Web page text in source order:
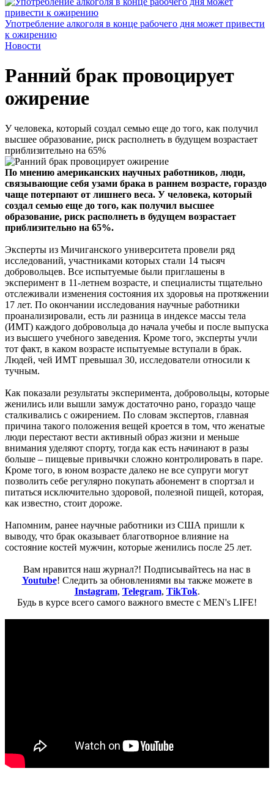
Употребление алкоголя в конце рабочего дня может привести
к ожирению
Новости
Ранний брак провоцирует
ожирение
У человека, который создал семью еще до того, как получил
высшее образование, риск располнеть в будущем возрастает
приблизительно на 65%
По мнению американских научных работников, люди,
связывающие себя узами брака в раннем возрасте, гораздо
чаще потерпают от лишнего веса. У человека, который
создал семью еще до того, как получил высшее
образование, риск располнеть в будущем возрастает
приблизительно на 65%.
Эксперты из Мичиганского университета провели ряд
исследований, участниками которых стали 14 тысяч
добровольцев. Все испытуемые были приглашены в
эксперимент в 11-летнем возрасте, и специалисты тщательно
отслеживали изменения состояния их здоровья на протяжении
17 лет. По окончании исследования научные работники
проанализировали, есть ли разница в индексе массы тела
(ИМТ) каждого добровольца до начала учебы и после выпуска
из высшего учебного заведения. Кроме того, эксперты учли
тот факт, в каком возрасте испытуемые вступали в брак.
Людей, чей ИМТ превышал 30, исследователи относили к
тучным.
Как показали результаты эксперимента, добровольцы, которые
женились или вышли замуж достаточно рано, гораздо чаще
сталкивались с ожирением. По словам экспертов, главная
причина такого положения вещей кроется в том, что женатые
люди перестают вести активный образ жизни и меньше
внимания уделяют спорту, тогда как есть начинают в разы
больше – пищевые привычки сложно контролировать в паре.
Кроме того, в юном возрасте далеко не все супруги могут
позволить себе регулярно покупать абонемент в спортзал и
питаться исключительно здоровой, полезной пищей, которая,
как известно, стоит дороже.
Напомним, ранее научные работники из США пришли к
выводу, что брак оказывает благотворное влияние на
состояние костей мужчин, которые женились после 25 лет.
Вам нравится наш журнал?! Подписывайтесь на нас в
Youtube! Следить за обновлениями вы также можете в
Instagram, Telegram, TikTok.
Будь в курсе всего самого важного вместе с MEN's LIFE!